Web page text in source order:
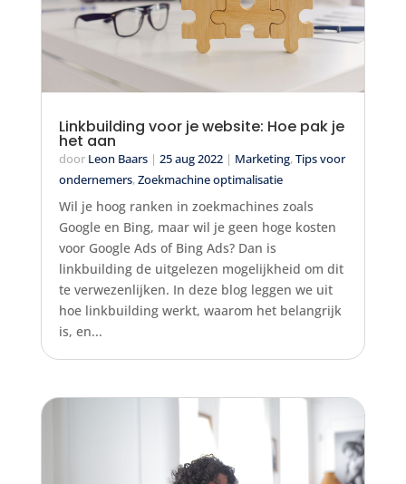
Linkbuilding voor je website: Hoe pak je
het aan
door Leon Baars| 25 aug 2022| Marketing,Tips voor
ondernemers,Zoekmachine optimalisatie
Wil je hoog ranken in zoekmachines zoals
Google en Bing, maar wil je geen hoge kosten
voor Google Ads of Bing Ads? Dan is
linkbuilding de uitgelezen mogelijkheid om dit
te verwezenlijken. In deze blog leggen we uit
hoe linkbuilding werkt, waarom het belangrijk
is, en...